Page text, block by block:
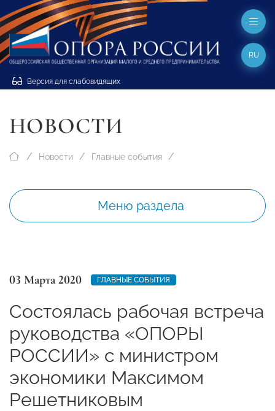
Версия для слабовидящих
RU
НОВОСТИ
Новости Главные события
Меню раздела
03 Марта 2020 ГЛАВНЫЕ СОБЫТИЯ
Состоялась рабочая встреча
руководства «ОПОРЫ
РОССИИ» с министром
экономики Максимом
Решетниковым